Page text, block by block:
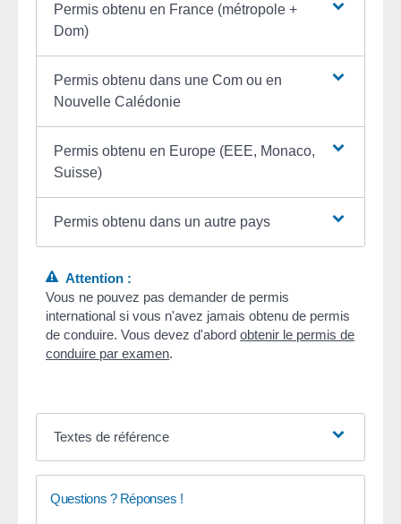
Permis obtenu en France (métropole +
Dom)
Permis obtenu dans une Com ou en
Nouvelle Calédonie
Permis obtenu en Europe (EEE, Monaco,
Suisse)
Permis obtenu dans un autre pays
Attention :
Vous ne pouvez pas demander de permis
international si vous n'avez jamais obtenu de permis
de conduire. Vous devez d'abordobtenir le permis de
conduire par examen.
Textes de référence
Questions ? Réponses !